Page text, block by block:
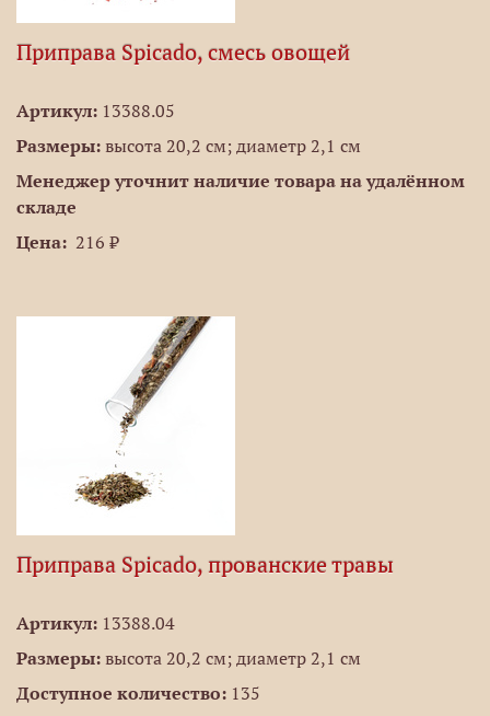
Приправа Spicado, смесь овощей
Артикул: 13388.05
Размеры: высота 20,2 см; диаметр 2,1 см
Менеджер уточнит наличие товара на удалённом
складе
Цена: 216 ₽
Приправа Spicado, прованские травы
Артикул: 13388.04
Размеры: высота 20,2 см; диаметр 2,1 см
Доступное количество: 135